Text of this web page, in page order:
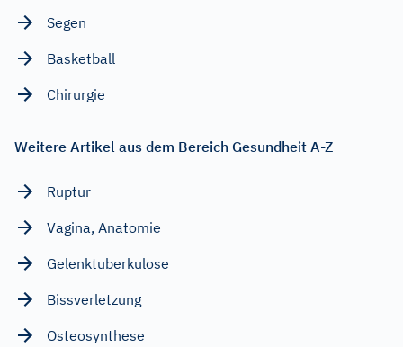
Segen
Basketball
Chirurgie
Weitere Artikel aus dem Bereich Gesundheit A-Z
Ruptur
Vagina, Anatomie
Gelenktuberkulose
Bissverletzung
Osteosynthese